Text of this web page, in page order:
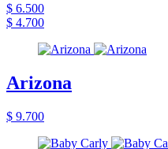
$ 6.500
$ 4.700
Arizona
$ 9.700